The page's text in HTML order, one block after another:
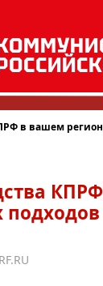
в вашем